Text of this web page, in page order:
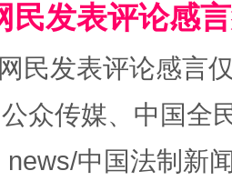
罪" "
民发表评论感
民发表评论感言
众传媒、中国全
news/中国法制新